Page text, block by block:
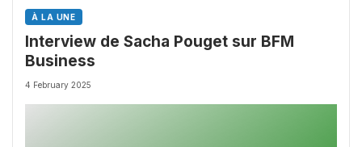
À LA UNE
Interview de Sacha Pouget sur BFM
Business
4 February 2025